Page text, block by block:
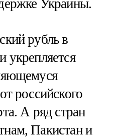
Украины.
рубль в
укрепляется
российского
А ряд стран
Пакистан и